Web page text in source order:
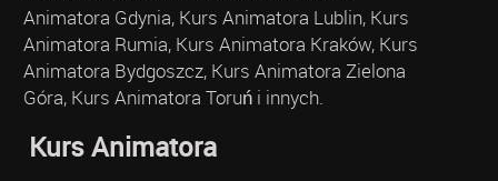
Animatora Gdynia, Kurs Animatora Lublin, Kurs
Animatora Rumia, Kurs Animatora Kraków, Kurs
Animatora Bydgoszcz, Kurs Animatora Zielona
Góra, Kurs Animatora Toruń i innych.
Kurs Animatora